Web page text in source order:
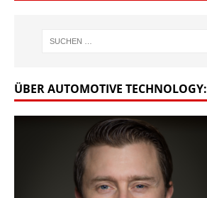
ÜBER AUTOMOTIVE TECHNOLOGY: